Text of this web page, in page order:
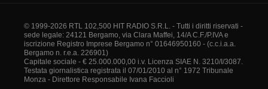
© 1999-2026 RTL 102,500 HIT RADIO S.R.L. - Tutti i diritti riservati -
sede legale: 24121 Bergamo, via Clara Maffei, 14/A C.F./P.IVA e
iscrizione Registro Imprese Bergamo n° 01646950160 - (c.c.i.a.a.
Bergamo n. r.e.a. 226901)
Capitale sociale - € 25.000.000,00 i.v. Licenza SIAE N. 3210/I/3087.
Testata giornalistica registrata il 07/01/2010 al n° 1972 Tribunale
Monza - Direttore Responsabile Ivana Faccioli